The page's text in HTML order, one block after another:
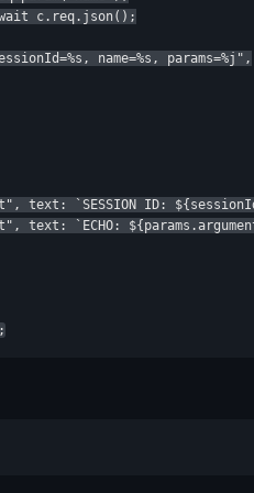
c.req.json();
name=%s, params=%j",
text: `SESSION ID:
text: `ECHO: